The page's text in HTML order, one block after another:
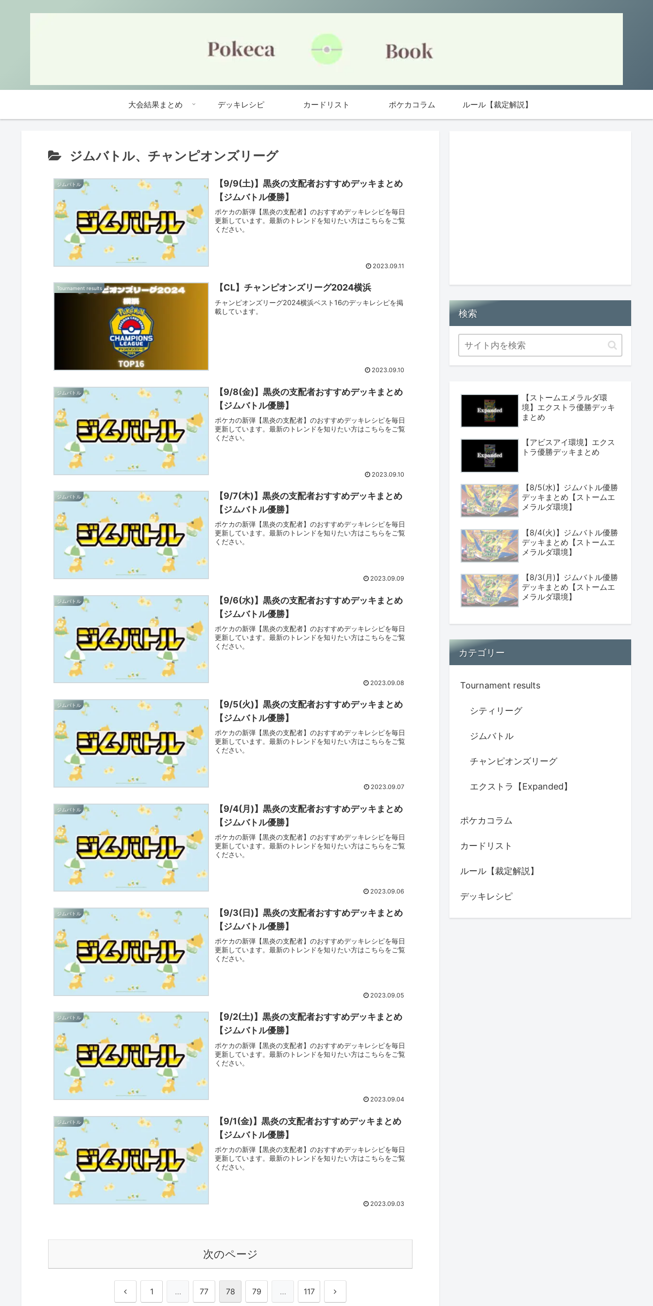
大会結果まとめ デッキレシピ カードリスト ポケカコラム ルール【裁定解説】
ジムバトル、チャンピオンズリーグ
ジムバトル
【9/9(土)】黒炎の支配者おすすめデッキまとめ
【ジムバトル優勝】
ポケカの新弾【黒炎の支配者】のおすすめデッキレシピを毎日
更新しています。最新のトレンドを知りたい方はこちらをご覧
ください。
2023.09.11
Tournament results 【CL】チャンピオンズリーグ2024横浜
チャンピオンズリーグ2024横浜ベスト16のデッキレシピを掲
載しています。
2023.09.10
ジムバトル
【9/8(金)】黒炎の支配者おすすめデッキまとめ
【ジムバトル優勝】
ポケカの新弾【黒炎の支配者】のおすすめデッキレシピを毎日
更新しています。最新のトレンドを知りたい方はこちらをご覧
ください。
2023.09.10
ジムバトル
【9/7(木)】黒炎の支配者おすすめデッキまとめ
【ジムバトル優勝】
ポケカの新弾【黒炎の支配者】のおすすめデッキレシピを毎日
更新しています。最新のトレンドを知りたい方はこちらをご覧
ください。
2023.09.09
ジムバトル
【9/6(水)】黒炎の支配者おすすめデッキまとめ
【ジムバトル優勝】
ポケカの新弾【黒炎の支配者】のおすすめデッキレシピを毎日
更新しています。最新のトレンドを知りたい方はこちらをご覧
ください。
2023.09.08
ジムバトル
【9/5(火)】黒炎の支配者おすすめデッキまとめ
【ジムバトル優勝】
ポケカの新弾【黒炎の支配者】のおすすめデッキレシピを毎日
更新しています。最新のトレンドを知りたい方はこちらをご覧
ください。
2023.09.07
ジムバトル
【9/4(月)】黒炎の支配者おすすめデッキまとめ
【ジムバトル優勝】
ポケカの新弾【黒炎の支配者】のおすすめデッキレシピを毎日
更新しています。最新のトレンドを知りたい方はこちらをご覧
ください。
2023.09.06
ジムバトル
【9/3(日)】黒炎の支配者おすすめデッキまとめ
【ジムバトル優勝】
ポケカの新弾【黒炎の支配者】のおすすめデッキレシピを毎日
更新しています。最新のトレンドを知りたい方はこちらをご覧
ください。
2023.09.05
ジムバトル
【9/2(土)】黒炎の支配者おすすめデッキまとめ
【ジムバトル優勝】
ポケカの新弾【黒炎の支配者】のおすすめデッキレシピを毎日
更新しています。最新のトレンドを知りたい方はこちらをご覧
ください。
2023.09.04
ジムバトル
【9/1(金)】黒炎の支配者おすすめデッキまとめ
【ジムバトル優勝】
ポケカの新弾【黒炎の支配者】のおすすめデッキレシピを毎日
更新しています。最新のトレンドを知りたい方はこちらをご覧
ください。
2023.09.03
次のページ
前 1 … 77 78 79 … 117 次
検索
【ストームエメラルダ環
境】エクストラ優勝デッキ
まとめ
【アビスアイ環境】エクス
トラ優勝デッキまとめ
【8/5(水)】ジムバトル優勝
デッキまとめ【ストームエ
メラルダ環境】
【8/4(火)】ジムバトル優勝
デッキまとめ【ストームエ
メラルダ環境】
【8/3(月)】ジムバトル優勝
デッキまとめ【ストームエ
メラルダ環境】
カテゴリー
Tournament results
シティリーグ
ジムバトル
チャンピオンズリーグ
エクストラ【Expanded】
ポケカコラム
カードリスト
ルール【裁定解説】
デッキレシピ